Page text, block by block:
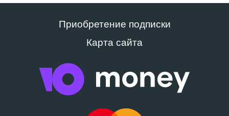
Приобретение подписки
Карта сайта